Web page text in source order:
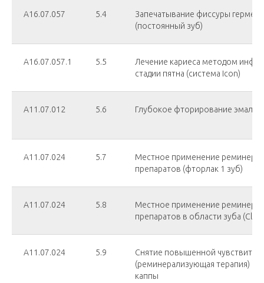
А16.07.057 5.4
Запечатывание фиссуры
(постоянный зуб)
А16.07.057.1 5.5
Лечение кариеса методом
стадии пятна (система Icon)
А11.07.012 5.6 Глубокое фторирование эмали
А11.07.024 5.7
Местное применение
препаратов (фторлак 1 зуб)
А11.07.024 5.8
Местное применение
препаратов в области зуба
А11.07.024 5.9
Снятие повышенной
(реминерализующая терапия) с
каппы